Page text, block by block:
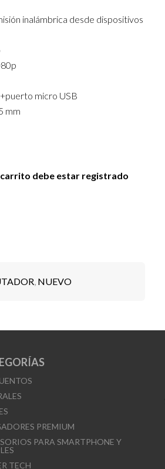
inalámbrica desde dispositivos
micro USB
mm
3 mdebe estar registrado
, NUEVO
PREMIUM
PARA SMARTPHONE Y
TECH